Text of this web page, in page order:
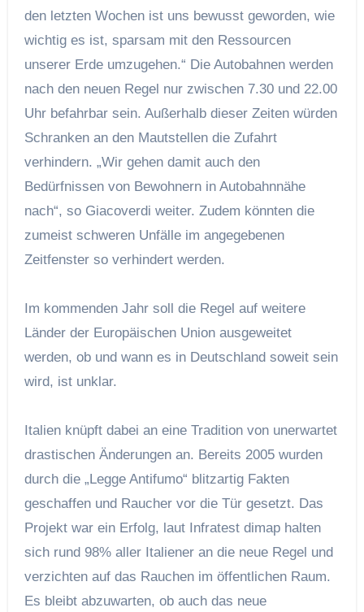
den letzten Wochen ist uns bewusst geworden, wie
wichtig es ist, sparsam mit den Ressourcen
unserer Erde umzugehen.“ Die Autobahnen werden
nach den neuen Regel nur zwischen 7.30 und 22.00
Uhr befahrbar sein. Außerhalb dieser Zeiten würden
Schranken an den Mautstellen die Zufahrt
verhindern. „Wir gehen damit auch den
Bedürfnissen von Bewohnern in Autobahnnähe
nach“, so Giacoverdi weiter. Zudem könnten die
zumeist schweren Unfälle im angegebenen
Zeitfenster so verhindert werden.
Im kommenden Jahr soll die Regel auf weitere
Länder der Europäischen Union ausgeweitet
werden, ob und wann es in Deutschland soweit sein
wird, ist unklar.
Italien knüpft dabei an eine Tradition von unerwartet
drastischen Änderungen an. Bereits 2005 wurden
durch die „Legge Antifumo“ blitzartig Fakten
geschaffen und Raucher vor die Tür gesetzt. Das
Projekt war ein Erfolg, laut Infratest dimap halten
sich rund 98% aller Italiener an die neue Regel und
verzichten auf das Rauchen im öffentlichen Raum.
Es bleibt abzuwarten, ob auch das neue